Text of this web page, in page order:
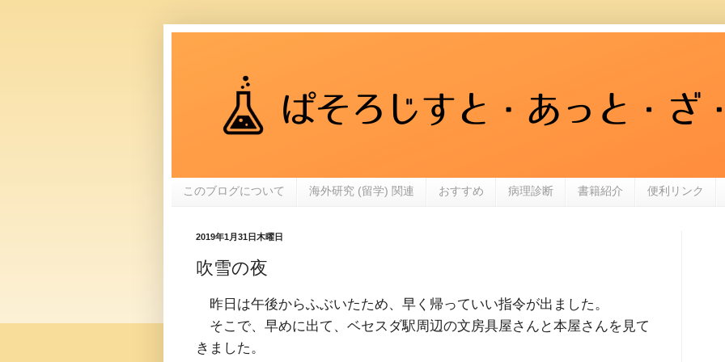
このブログについて 海外研究 (留学) 関連 おすすめ 病理診断 書籍紹介 便利リンク
2019年1月31日木曜日
吹雪の夜
昨日は午後からふぶいたため、早く帰っていい指令が出ました。
そこで、早めに出て、ベセスダ駅周辺の文房具屋さんと本屋さんを見て
きました。